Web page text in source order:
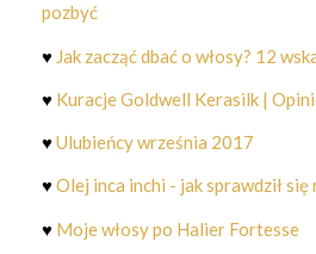
pozbyć
♥ Jak zacząć dbać o włosy? 12
♥ Kuracje Goldwell Kerasilk |
♥Ulubieńcy września 2017
♥Olej inca inchi - jak sprawdził się
♥ Moje włosy po Halier Fortesse